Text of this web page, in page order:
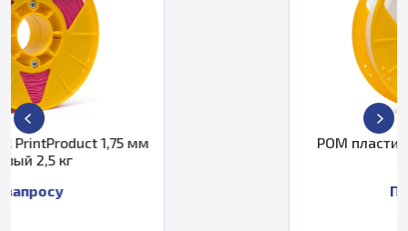
мм
POM пластик PrintProduct